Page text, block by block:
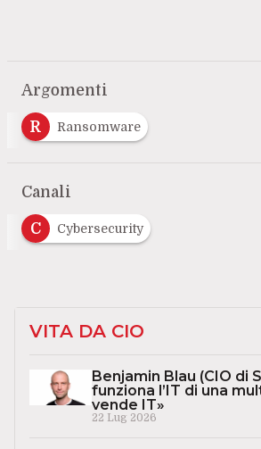
Argomenti
R Ransomware
Canali
C Cybersecurity
VITA DA CIO
Benjamin Blau (CIO di
funziona l’IT di una
vende IT»
22 Lug 2026